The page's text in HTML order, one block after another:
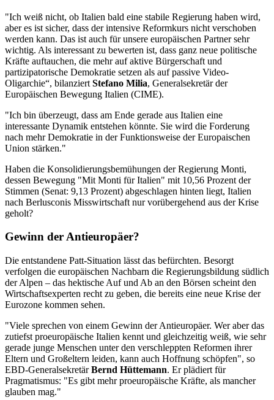
"Ich weiß nicht, ob Italien bald eine stabile Regierung haben wird,
aber es ist sicher, dass der intensive Reformkurs nicht verschoben
werden kann. Das ist auch für unsere europäischen Partner sehr
wichtig. Als interessant zu bewerten ist, dass ganz neue politische
Kräfte auftauchen, die mehr auf aktive Bürgerschaft und
partizipatorische Demokratie setzen als auf passive Video-
Oligarchie“, bilanziert Stefano Milia, Generalsekretär der
Europäischen Bewegung Italien (CIME).
"Ich bin überzeugt, dass am Ende gerade aus Italien eine
interessante Dynamik entstehen könnte. Sie wird die Forderung
nach mehr Demokratie in der Funktionsweise der Europaischen
Union stärken."
Haben die Konsolidierungsbemühungen der Regierung Monti,
dessen Bewegung "Mit Monti für Italien" mit 10,56 Prozent der
Stimmen (Senat: 9,13 Prozent) abgeschlagen hinten liegt, Italien
nach Berlusconis Misswirtschaft nur vorübergehend aus der Krise
geholt?
Gewinn der Antieuropäer?
Die entstandene Patt-Situation lässt das befürchten. Besorgt
verfolgen die europäischen Nachbarn die Regierungsbildung südlich
der Alpen – das hektische Auf und Ab an den Börsen scheint den
Wirtschaftsexperten recht zu geben, die bereits eine neue Krise der
Eurozone kommen sehen.
"Viele sprechen von einem Gewinn der Antieuropäer. Wer aber das
zutiefst proeuropäische Italien kennt und gleichzeitig weiß, wie sehr
gerade junge Menschen unter den verschleppten Reformen ihrer
Eltern und Großeltern leiden, kann auch Hoffnung schöpfen", so
EBD-GeneralsekretärBernd Hüttemann. Er plädiert für
Pragmatismus: "Es gibt mehr proeuropäische Kräfte, als mancher
glauben mag."